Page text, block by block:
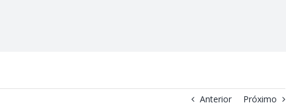
Anterior Próximo